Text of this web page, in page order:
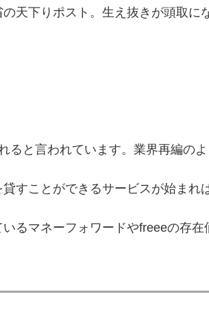
天下りポスト。生え抜きが頭取に
と言われています。業界再編のよ
すことができるサービスが始まれ
るマネーフォワードやfreeeの存在